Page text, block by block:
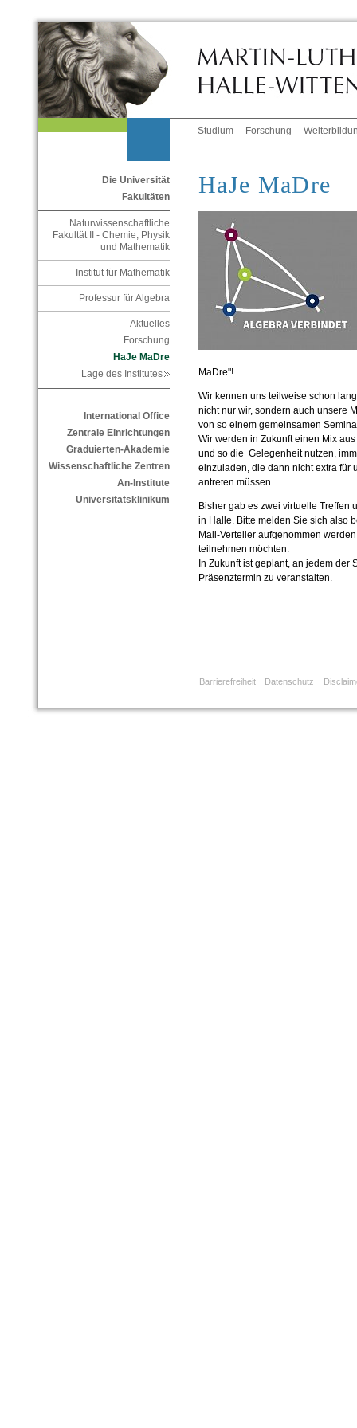
Studium Forschung
Die Universität
Fakultäten
Naturwissenschaftliche
Fakultät II - Chemie, Physik
und Mathematik
Institut für Mathematik
Professur für Algebra
Aktuelles
Forschung
HaJe MaDre
Lage des Institutes
International Office
Zentrale Einrichtungen
Graduierten-Akademie
Wissenschaftliche Zentren
An-Institute
Universitätsklinikum
HaJe MaDre
MaDre"!
Wir kennen uns teilweise schon
nicht nur wir, sondern auch unsere
von so einem gemeinsamen
Wir werden in Zukunft einen Mix
und so die Gelegenheit nutzen,
einzuladen, die dann nicht extra für
antreten müssen.
Bisher gab es zwei virtuelle Treffen
in Halle. Bitte melden Sie sich also
Mail-Verteiler aufgenommen
teilnehmen möchten.
In Zukunft ist geplant, an jedem der
Präsenztermin zu veranstalten.
Barrierefreiheit Datenschutz